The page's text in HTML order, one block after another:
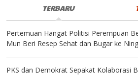
TERBARU
Pertemuan Hangat Politisi Perempuan
Mun Beri Resep Sehat dan Bugar ke
PKS dan Demokrat Sepakat Kolaborasi